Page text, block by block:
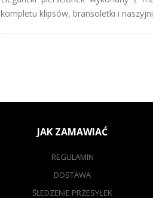
kompletu klipsów, bransoletki i
JAK ZAMAWIAĆ
REGULAMIN
DOSTAWA
ŚLEDZENIE PRZESYŁEK